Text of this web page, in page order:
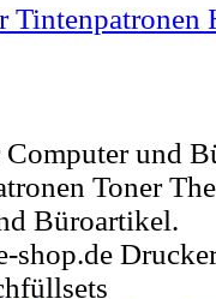
Tintenpatronen
und
Toner
Büroartikel.
shop.de